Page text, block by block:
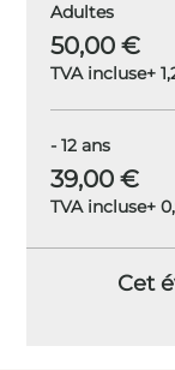
Adultes
50,00 €
TVA incluse+
- 12 ans
39,00 €
TVA incluse+
Cet